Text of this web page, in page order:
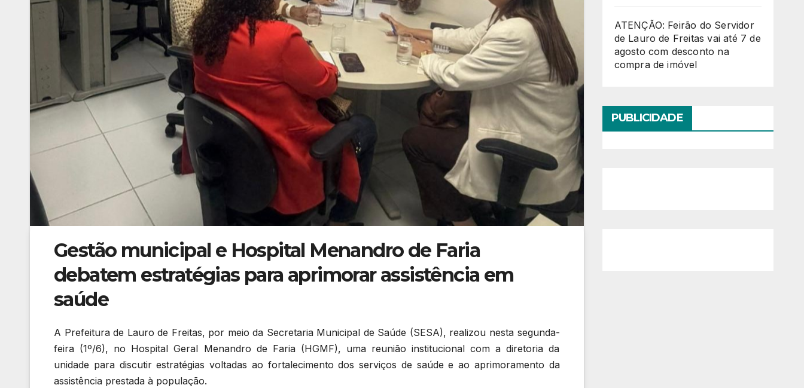
Gestão municipal e Hospital Menandro de Faria
debatem estratégias para aprimorar assistência em
saúde
A Prefeitura de Lauro de Freitas, por meio da Secretaria Municipal de Saúde (SESA), realizou nesta segunda-
feira (1º/6), no Hospital Geral Menandro de Faria (HGMF), uma reunião institucional com a diretoria da
unidade para discutir estratégias voltadas ao fortalecimento dos serviços de saúde e ao aprimoramento da
assistência prestada à população.
ATENÇÃO: Feirão do Servidor
de Lauro de Freitas vai até 7 de
agosto com desconto na
compra de imóvel
PUBLICIDADE